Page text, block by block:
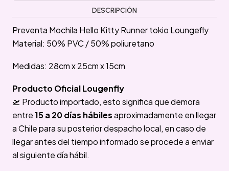
DESCRIPCIÓN
Preventa Mochila Hello Kitty Runner tokio Loungefly
Material: 50% PVC / 50% poliuretano
Medidas: 28cm x 25cm x 15cm
Producto Oficial Lougenfly
🛫 Producto importado, esto significa que demora
entre15 a 20 días hábilesaproximadamente en llegar
a Chile para su posterior despacho local, en caso de
llegar antes del tiempo informado se procede a enviar
al siguiente día hábil.